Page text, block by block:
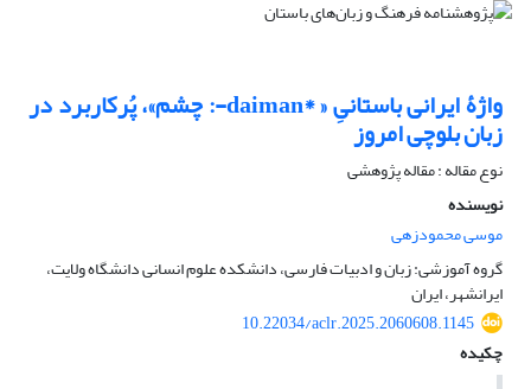
واژۀ ایرانی باستانیِ « *daiman-: چشم»، پُرکاربرد در
زبان بلوچی امروز
نوع مقاله : مقاله پژوهشی
نویسنده
موسی محمودزهی
گروه آموزشی: زبان و ادبیات فارسی، دانشکده علوم انسانی دانشگاه ولایت،
ایرانشهر، ایران
10.22034/aclr.2025.2060608.1145
چکیده